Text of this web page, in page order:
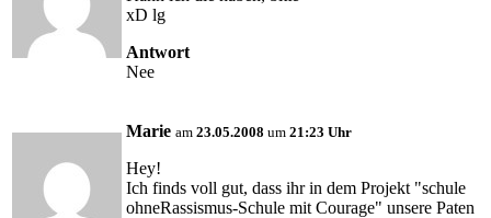
xD lg
Antwort
Nee
Marie am 23.05.2008 um 21:23 Uhr
Hey!
Ich finds voll gut, dass ihr in dem Projekt "schule
ohneRassismus-Schule mit Courage" unsere Paten